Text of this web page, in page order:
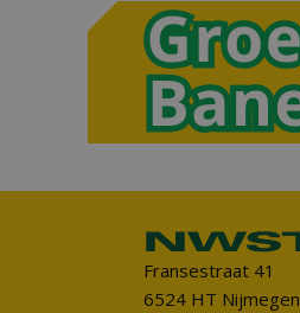
Fransestraat 41
6524 HT Nijmegen